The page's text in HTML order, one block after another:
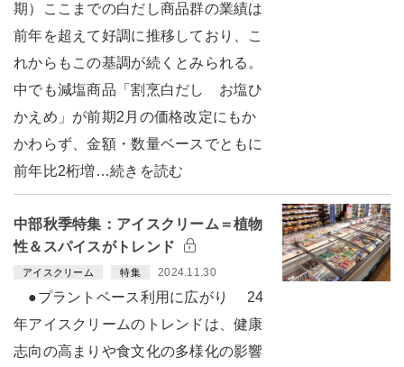
期）ここまでの白だし商品群の業績は
前年を超えて好調に推移しており、こ
れからもこの基調が続くとみられる。
中でも減塩商品「割烹白だし お塩ひ
かえめ」が前期2月の価格改定にもか
かわらず、金額・数量ベースでともに
前年比2桁増…続きを読む
中部秋季特集：アイスクリーム＝植物
性＆スパイスがトレンド
アイスクリーム 特集 2024.11.30
●プラントベース利用に広がり 24
年アイスクリームのトレンドは、健康
志向の高まりや食文化の多様化の影響